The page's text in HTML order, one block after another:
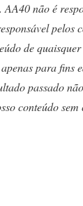
não é
pelos
de
para fins
passado
conteúdo